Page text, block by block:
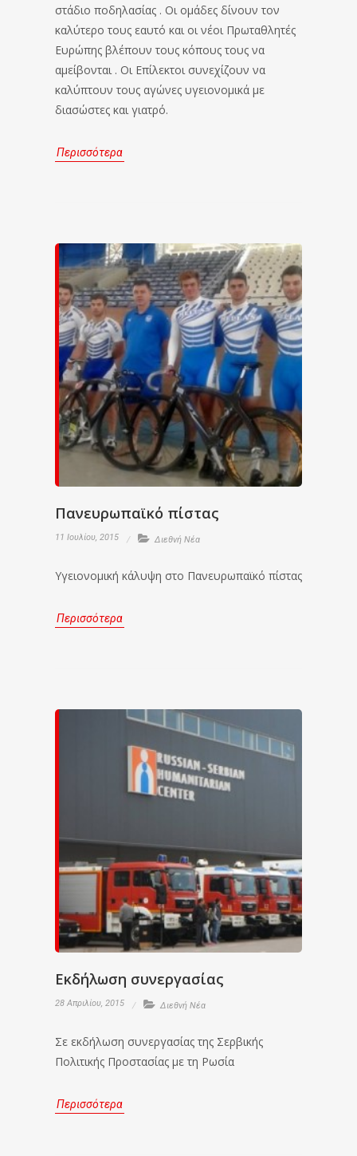
στάδιο ποδηλασίας . Οι ομάδες δίνουν τον
καλύτερο τους εαυτό και οι νέοι Πρωταθλητές
Ευρώπης βλέπουν τους κόπους τους να
αμείβονται . Οι Επίλεκτοι συνεχίζουν να
καλύπτουν τους αγώνες υγειονομικά με
διασώστες και γιατρό.
Περισσότερα
Πανευρωπαϊκό πίστας
11 Ιουλίου, 2015 Διεθνή Νέα
Υγειονομική κάλυψη στο Πανευρωπαϊκό πίστας
Περισσότερα
Εκδήλωση συνεργασίας
28 Απριλίου, 2015 Διεθνή Νέα
Σε εκδήλωση συνεργασίας της Σερβικής
Πολιτικής Προστασίας με τη Ρωσία
Περισσότερα